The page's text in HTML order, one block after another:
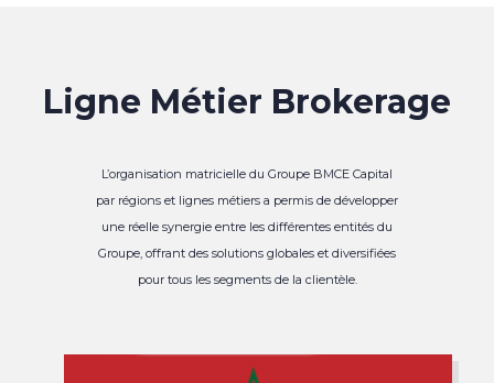
Ligne Métier Brokerage
L’organisation matricielle du Groupe BMCE Capital
par régions et lignes métiers a permis de développer
une réelle synergie entre les différentes entités du
Groupe, offrant des solutions globales et diversifiées
pour tous les segments de la clientèle.